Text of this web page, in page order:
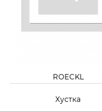
ROECKL
Хустка